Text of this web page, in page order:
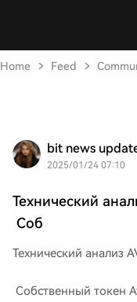
Home Feed
bit news
2025/01/24 07:10
Технический
Соб
Технический анализ
Собственный токен